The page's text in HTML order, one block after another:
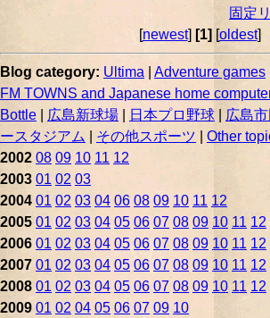
固定
[newest] [1] [oldest]
Blog category: Ultima Adventure games
FM TOWNS and Japanese home
Bottle
広島新球場 日本プロ野球
広島
ースタジアム
その他スポーツ
Other
2002 08 09 10 11 12
2003 01 02 03
2004 01 02 03 04 06 08 09 10 11 12
2005 01 02 03 04 05 06 07 08 09 10 11 12
2006 01 02 03 04 05 06 07 08 09 10 11 12
2007 01 02 03 04 05 06 07 08 09 10 11 12
2008 01 02 03 04 05 06 07 08 09 10 11 12
2009 01 02 04 05 06 07 09 10